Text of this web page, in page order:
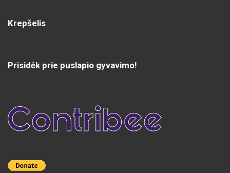
Krepšelis
Prisidėk prie puslapio gyvavimo!